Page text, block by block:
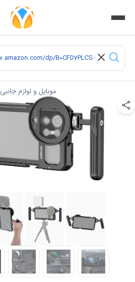
موبایل و لوازم جانبی